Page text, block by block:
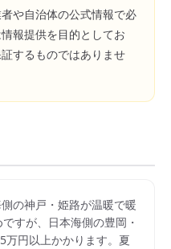
や自治体の公式情報で必
報提供を目的としてお
するものではありませ
の神戸・姫路が温暖で暖
すが、日本海側の豊岡・
万円以上かかります。夏